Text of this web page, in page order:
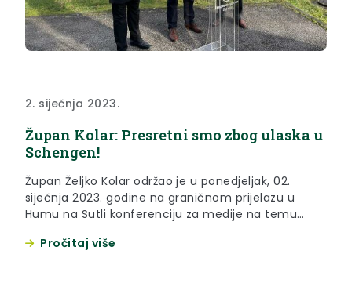
2. siječnja 2023.
Župan Kolar: Presretni smo zbog ulaska u
Schengen!
Župan Željko Kolar održao je u ponedjeljak, 02.
siječnja 2023. godine na graničnom prijelazu u
Humu na Sutli konferenciju za medije na temu
Pročitaj više